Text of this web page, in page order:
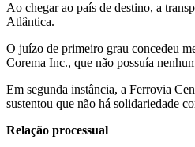
Ao chegar ao país de destino, a
Atlântica.
O juízo de primeiro grau concedeu
Corema Inc., que não possuía
Em segunda instância, a Ferrovia
sustentou que não há solidariedade
Relação processual